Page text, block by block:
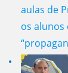
aulas de
os